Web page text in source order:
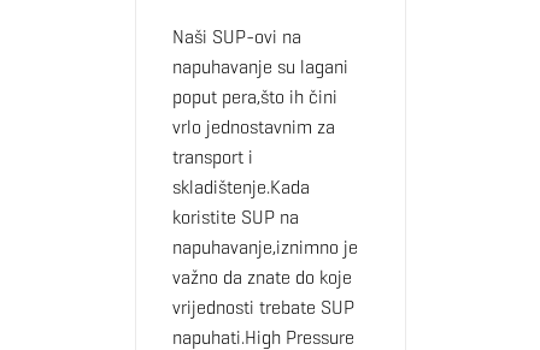
Naši SUP-ovi na
napuhavanje su lagani
poput pera,što ih čini
vrlo jednostavnim za
transport i
skladištenje.Kada
koristite SUP na
napuhavanje,iznimno je
važno da znate do koje
vrijednosti trebate SUP
napuhati.High Pressure